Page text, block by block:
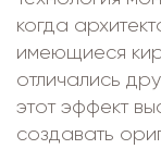
когда
имеющиеся
отличались
этот эффект
создавать